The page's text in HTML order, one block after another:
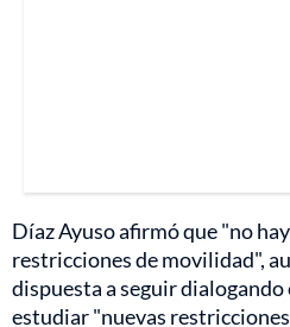
Díaz Ayuso afirmó que "no
restricciones de movilidad",
dispuesta a seguir dialogando
estudiar "nuevas